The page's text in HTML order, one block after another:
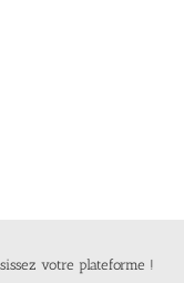
votre plateforme !